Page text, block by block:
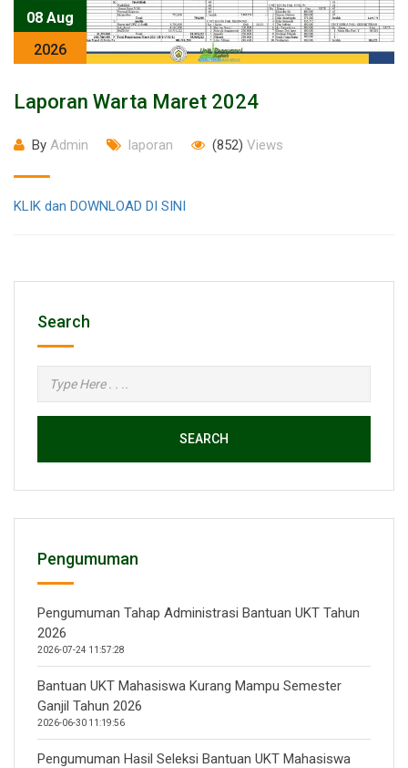
08 Aug
2026
Laporan Warta Maret 2024
By Admin laporan (852) Views
KLIK dan DOWNLOAD DI SINI
Search
SEARCH
Pengumuman
Pengumuman Tahap Administrasi Bantuan UKT Tahun
2026
2026-07-24 11:57:28
Bantuan UKT Mahasiswa Kurang Mampu Semester
Ganjil Tahun 2026
2026-06-30 11:19:56
Pengumuman Hasil Seleksi Bantuan UKT Mahasiswa